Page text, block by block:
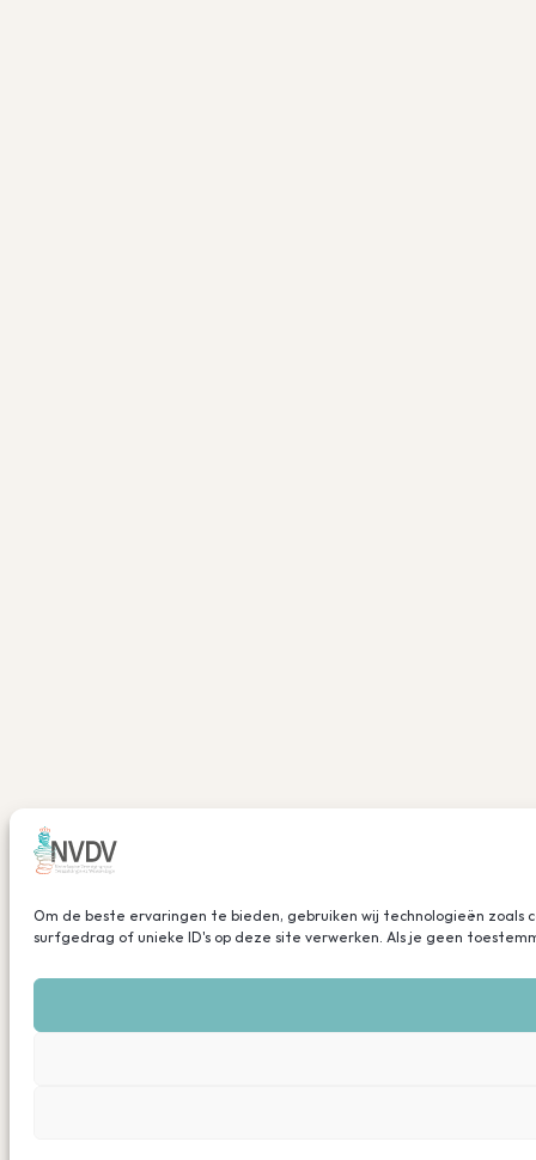
Om de beste ervaringen te bieden, gebruiken wij technologieën
surfgedrag of unieke ID's op deze site verwerken. Als je geen